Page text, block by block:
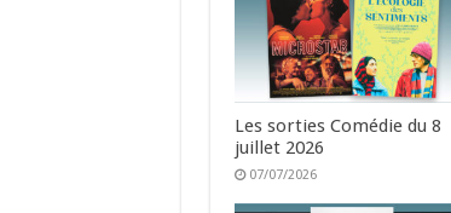
Les sorties Comédie du 8
juillet 2026
07/07/2026